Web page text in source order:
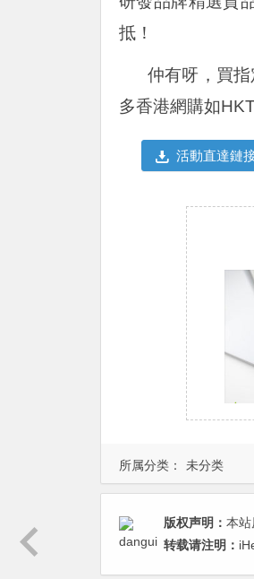
所属分类： 未分类
抵！
仲有呀，買
多香港網購如
活動直達鏈
版权声明： 本站
转载请注明：